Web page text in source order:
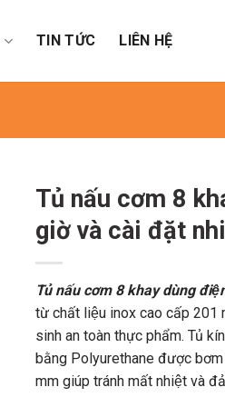
TIN TỨC LIÊN HỆ
Tủ nấu cơm 8
giờ và cài đặt
Tủ nấu cơm 8 khay dùng
từ chất liệu inox cao cấp 201
sinh an toàn thực phẩm. Tủ
bằng Polyurethane được
mm giúp tránh mất nhiệt và